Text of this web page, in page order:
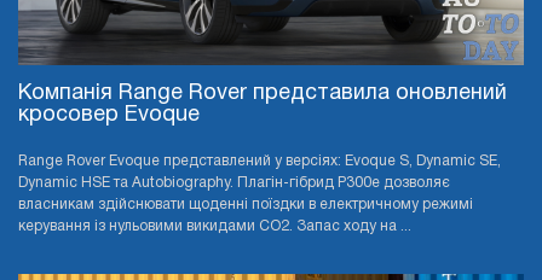
Компанія Range Rover представила оновлений
кросовер Evoque
Range Rover Evoque представлений у версіях: Evoque S, Dynamic SE,
Dynamic HSE та Autobiography. Плагін-гібрид P300e дозволяє
власникам здійснювати щоденні поїздки в електричному режимі
керування із нульовими викидами CO2. Запас ходу на ...